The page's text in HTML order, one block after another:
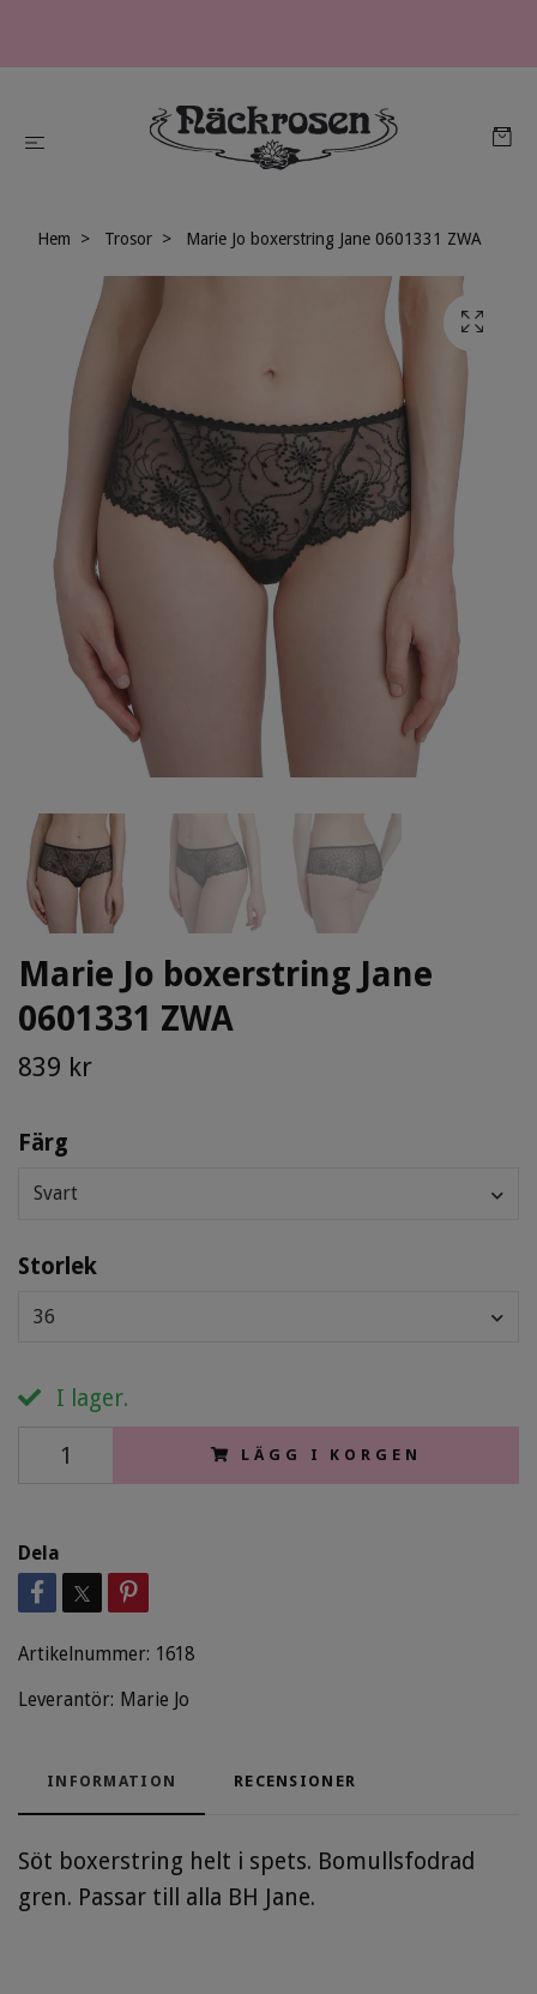
Hem Trosor Marie Jo boxerstring Jane 0601331 ZWA
Marie Jo boxerstring Jane
0601331 ZWA
839 kr
Färg
Svart
Storlek
36
I lager.
LÄGG I KORGEN
Dela
Artikelnummer: 1618
Leverantör: Marie Jo
INFORMATION RECENSIONER
Söt boxerstring helt i spets. Bomullsfodrad
gren. Passar till alla BH Jane.